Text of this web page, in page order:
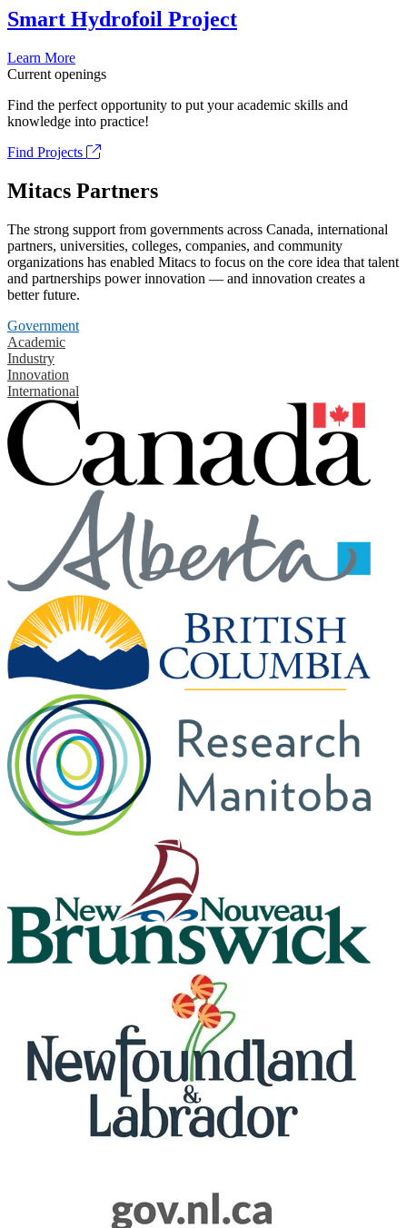
Smart Hydrofoil Project
Learn More
Current openings
Find the perfect opportunity to put your academic skills and
knowledge into practice!
Find Projects
Mitacs Partners
The strong support from governments across Canada, international
partners, universities, colleges, companies, and community
organizations has enabled Mitacs to focus on the core idea that talent
and partnerships power innovation — and innovation creates a
better future.
Government
Academic
Industry
Innovation
International